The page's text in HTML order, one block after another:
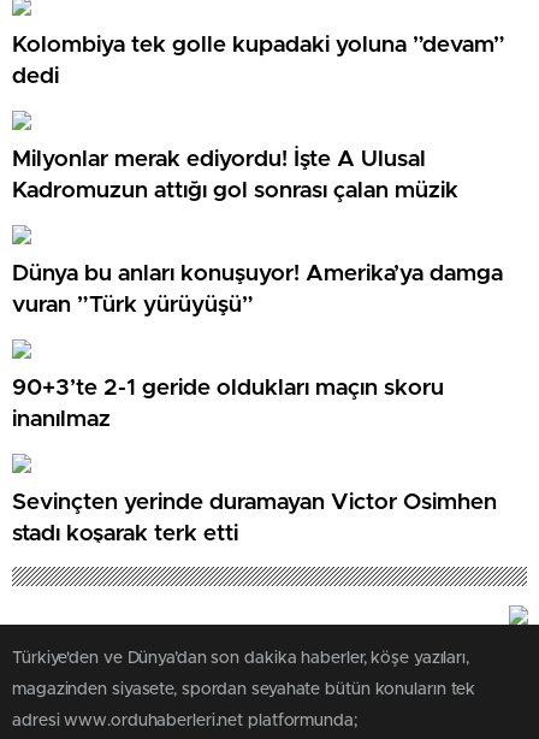
Kolombiya tek golle kupadaki yoluna ”devam”
dedi
Milyonlar merak ediyordu! İşte A Ulusal
Kadromuzun attığı gol sonrası çalan müzik
Dünya bu anları konuşuyor! Amerika’ya damga
vuran ”Türk yürüyüşü”
90+3’te 2-1 geride oldukları maçın skoru
inanılmaz
Sevinçten yerinde duramayan Victor Osimhen
stadı koşarak terk etti
Türkiye'den ve Dünya’dan son dakika haberler, köşe yazıları,
magazinden siyasete, spordan seyahate bütün konuların tek
adresi www.orduhaberleri.net platformunda;